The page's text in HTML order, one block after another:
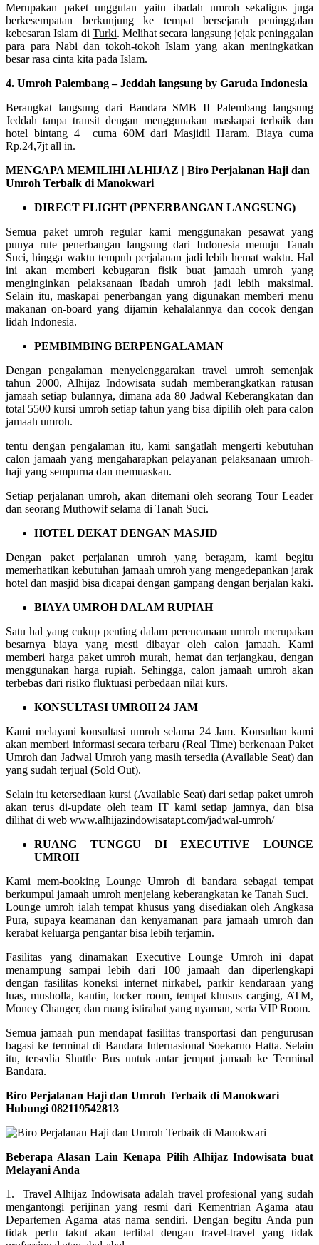
Merupakan paket unggulan yaitu ibadah umroh sekaligus juga
berkesempatan berkunjung ke tempat bersejarah peninggalan
kebesaran Islam di Turki. Melihat secara langsung jejak peninggalan
para para Nabi dan tokoh-tokoh Islam yang akan meningkatkan
besar rasa cinta kita pada Islam.
4. Umroh Palembang – Jeddah langsung by Garuda Indonesia
Berangkat langsung dari Bandara SMB II Palembang langsung
Jeddah tanpa transit dengan menggunakan maskapai terbaik dan
hotel bintang 4+ cuma 60M dari Masjidil Haram. Biaya cuma
Rp.24,7jt all in.
MENGAPA MEMILIHI ALHIJAZ | Biro Perjalanan Haji dan
Umroh Terbaik di Manokwari
DIRECT FLIGHT (PENERBANGAN LANGSUNG)
Semua paket umroh regular kami menggunakan pesawat yang
punya rute penerbangan langsung dari Indonesia menuju Tanah
Suci, hingga waktu tempuh perjalanan jadi lebih hemat waktu. Hal
ini akan memberi kebugaran fisik buat jamaah umroh yang
menginginkan pelaksanaan ibadah umroh jadi lebih maksimal.
Selain itu, maskapai penerbangan yang digunakan memberi menu
makanan on-board yang dijamin kehalalannya dan cocok dengan
lidah Indonesia.
PEMBIMBING BERPENGALAMAN
Dengan pengalaman menyelenggarakan travel umroh semenjak
tahun 2000, Alhijaz Indowisata sudah memberangkatkan ratusan
jamaah setiap bulannya, dimana ada 80 Jadwal Keberangkatan dan
total 5500 kursi umroh setiap tahun yang bisa dipilih oleh para calon
jamaah umroh.
tentu dengan pengalaman itu, kami sangatlah mengerti kebutuhan
calon jamaah yang mengaharapkan pelayanan pelaksanaan umroh-
haji yang sempurna dan memuaskan.
Setiap perjalanan umroh, akan ditemani oleh seorang Tour Leader
dan seorang Muthowif selama di Tanah Suci.
HOTEL DEKAT DENGAN MASJID
Dengan paket perjalanan umroh yang beragam, kami begitu
memerhatikan kebutuhan jamaah umroh yang mengedepankan jarak
hotel dan masjid bisa dicapai dengan gampang dengan berjalan kaki.
BIAYA UMROH DALAM RUPIAH
Satu hal yang cukup penting dalam perencanaan umroh merupakan
besarnya biaya yang mesti dibayar oleh calon jamaah. Kami
memberi harga paket umroh murah, hemat dan terjangkau, dengan
menggunakan harga rupiah. Sehingga, calon jamaah umroh akan
terbebas dari risiko fluktuasi perbedaan nilai kurs.
KONSULTASI UMROH 24 JAM
Kami melayani konsultasi umroh selama 24 Jam. Konsultan kami
akan memberi informasi secara terbaru (Real Time) berkenaan Paket
Umroh dan Jadwal Umroh yang masih tersedia (Available Seat) dan
yang sudah terjual (Sold Out).
Selain itu ketersediaan kursi (Available Seat) dari setiap paket umroh
akan terus di-update oleh team IT kami setiap jamnya, dan bisa
dilihat di web www.alhijazindowisatapt.com/jadwal-umroh/
RUANG TUNGGU DI EXECUTIVE LOUNGE
UMROH
Kami mem-booking Lounge Umroh di bandara sebagai tempat
berkumpul jamaah umroh menjelang keberangkatan ke Tanah Suci.
Lounge umroh ialah tempat khusus yang disediakan oleh Angkasa
Pura, supaya keamanan dan kenyamanan para jamaah umroh dan
kerabat keluarga pengantar bisa lebih terjamin.
Fasilitas yang dinamakan Executive Lounge Umroh ini dapat
menampung sampai lebih dari 100 jamaah dan diperlengkapi
dengan fasilitas koneksi internet nirkabel, parkir kendaraan yang
luas, musholla, kantin, locker room, tempat khusus carging, ATM,
Money Changer, dan ruang istirahat yang nyaman, serta VIP Room.
Semua jamaah pun mendapat fasilitas transportasi dan pengurusan
bagasi ke terminal di Bandara Internasional Soekarno Hatta. Selain
itu, tersedia Shuttle Bus untuk antar jemput jamaah ke Terminal
Bandara.
Biro Perjalanan Haji dan Umroh Terbaik di Manokwari
Hubungi 082119542813
Beberapa Alasan Lain Kenapa Pilih Alhijaz Indowisata buat
Melayani Anda
1. Travel Alhijaz Indowisata adalah travel profesional yang sudah
mengantongi perijinan yang resmi dari Kementrian Agama atau
Departemen Agama atas nama sendiri. Dengan begitu Anda pun
tidak perlu takut akan terlibat dengan travel-travel yang tidak